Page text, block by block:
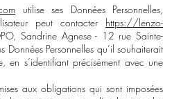
utilise ses Données Personnelles,
peut contacter https://lenzo-
Sandrine Agnese - 12 rue Sainte-
Personnelles qu’il souhaiterait
s’identifiant précisément avec une
aux obligations qui sont imposées